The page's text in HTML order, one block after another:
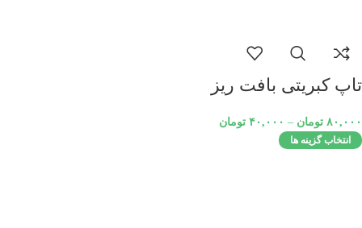
تاپ کبریتی بافت ریز
۸۰,۰۰۰ تومان – ۴۰,۰۰۰ تومان
انتخاب گزینه ها